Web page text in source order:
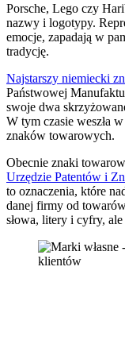
Porsche, Lego czy
nazwy i logotypy.
emocje, zapadają w
tradycję.
Najstarszy niemiecki
Państwowej
swoje dwa
W tym czasie weszła
znaków towarowych.
Obecnie znaki
Urzędzie Patentów i
to oznaczenia, które
danej firmy od
słowa, litery i cyfry,